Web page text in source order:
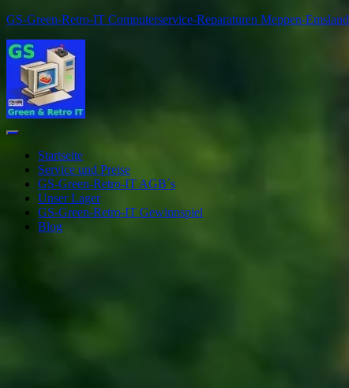
GS-Green-Retro-IT Computerservice-Reparaturen Meppen-Emsland
Navigation
umschaltenStartseite
Service und Preise
GS-Green-Retro-IT AGB´s
Unser Lager
GS-Green-Retro-IT Gewinnspiel
Blog